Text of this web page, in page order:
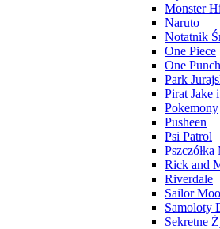
Monster
Naruto
Notatnik
One Piece
One Punch
Park
Pirat Jake
Pokemony
Pusheen
Psi Patrol
Pszczółka
Rick and
Riverdale
Sailor
Samoloty
Sekretne